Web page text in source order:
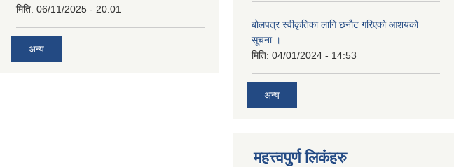
मिति: 06/11/2025 - 20:01
अन्य
बोलपत्र स्वीकृतिका लागि छनौट गरिएको आशयको
सूचना ।
मिति: 04/01/2024 - 14:53
अन्य
महत्त्वपुर्ण लिकंहरु